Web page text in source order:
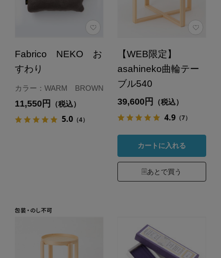
Fabrico NEKO お
すわり
カラー：WARM BROWN
11,550円 （税込）
5.0（4）
【WEB限定】
asahineko曲輪テー
ブル540
39,600円 （税込）
4.9（7）
カートに入れる
あとで買う